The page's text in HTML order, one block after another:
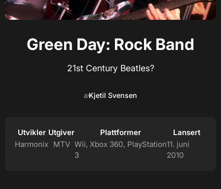
Green Day: Rock Band
21st Century Beatles?
avKjetil Svensen
Utvikler
Harmonix
Utgiver
MTV
Plattformer
Wii, Xbox 360, PlayStation
3
Lansert
11. juni
2010